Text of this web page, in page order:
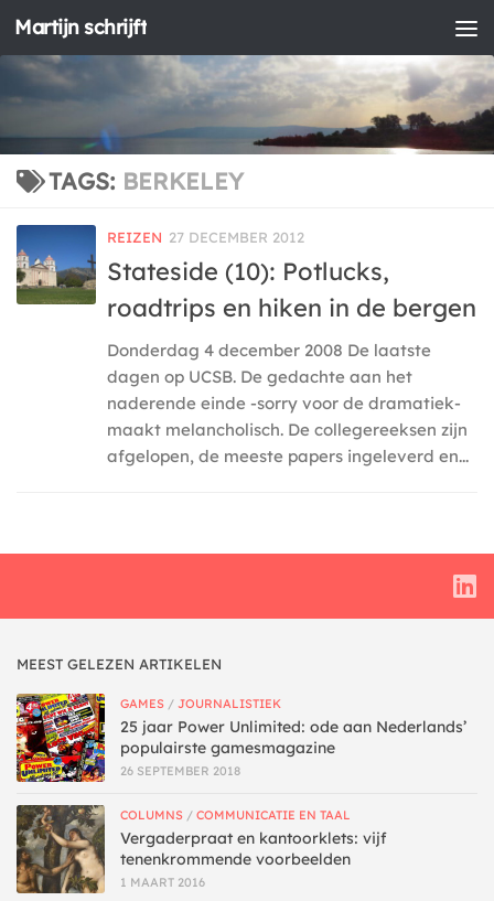
Doorgaan naar inhoud
Martijn schrijft
TAGS: BERKELEY
REIZEN 27 DECEMBER 2012
Stateside (10): Potlucks,
roadtrips en hiken in de bergen
Donderdag 4 december 2008 De laatste
dagen op UCSB. De gedachte aan het
naderende einde -sorry voor de dramatiek-
maakt melancholisch. De collegereeksen zijn
afgelopen, de meeste papers ingeleverd en...
MEEST GELEZEN ARTIKELEN
GAMES / JOURNALISTIEK
25 jaar Power Unlimited: ode aan Nederlands’
populairste gamesmagazine
26 SEPTEMBER 2018
COLUMNS / COMMUNICATIE EN TAAL
Vergaderpraat en kantoorklets: vijf
tenenkrommende voorbeelden
1 MAART 2016